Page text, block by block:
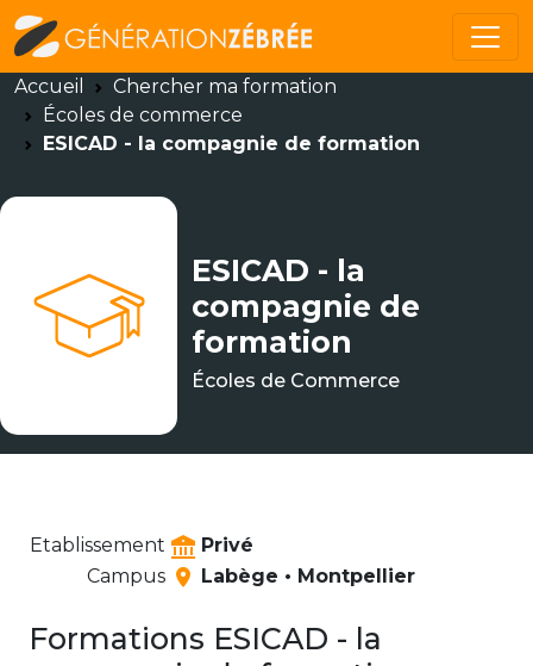
Accueil
Chercher ma formation
Écoles de commerce
ESICAD - la compagnie de formation
ESICAD - la
compagnie de
formation
Écoles de Commerce
Etablissement
Privé
Campus
Labège • Montpellier
Formations ESICAD - la